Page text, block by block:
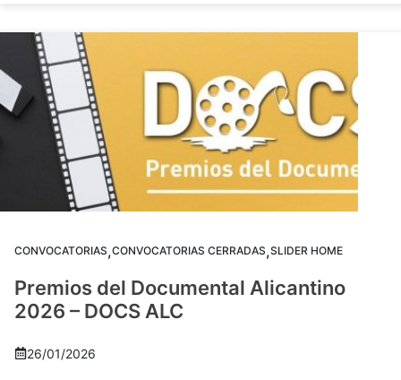
CONVOCATORIAS,CONVOCATORIAS CERRADAS,SLIDER HOME
Premios del Documental Alicantino
2026 – DOCS ALC
26/01/2026